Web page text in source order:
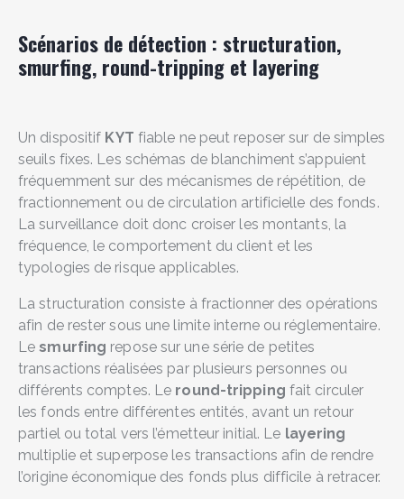
Scénarios de détection : structuration,
smurfing, round-tripping et layering
Un dispositif KYT fiable ne peut reposer sur de simples
seuils fixes. Les schémas de blanchiment s’appuient
fréquemment sur des mécanismes de répétition, de
fractionnement ou de circulation artificielle des fonds.
La surveillance doit donc croiser les montants, la
fréquence, le comportement du client et les
typologies de risque applicables.
La structuration consiste à fractionner des opérations
afin de rester sous une limite interne ou réglementaire.
Lesmurfing repose sur une série de petites
transactions réalisées par plusieurs personnes ou
différents comptes. Le round-tripping fait circuler
les fonds entre différentes entités, avant un retour
partiel ou total vers l’émetteur initial. Le layering
multiplie et superpose les transactions afin de rendre
l’origine économique des fonds plus difficile à retracer.